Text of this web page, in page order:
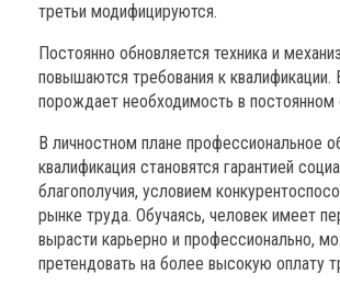
третьи модифицируются.
Постоянно обновляется техника и
повышаются требования к квалификации.
порождает необходимость в постоянном
В личностном плане профессиональное
квалификация становятся гарантией
благополучия, условием
рынке труда. Обучаясь, человек имеет
вырасти карьерно и профессионально,
претендовать на более высокую оплату